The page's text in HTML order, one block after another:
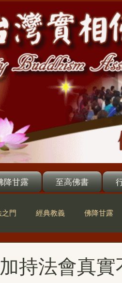
降甘露 至高佛書
之門 經典教義 佛降甘露
告
持法會真